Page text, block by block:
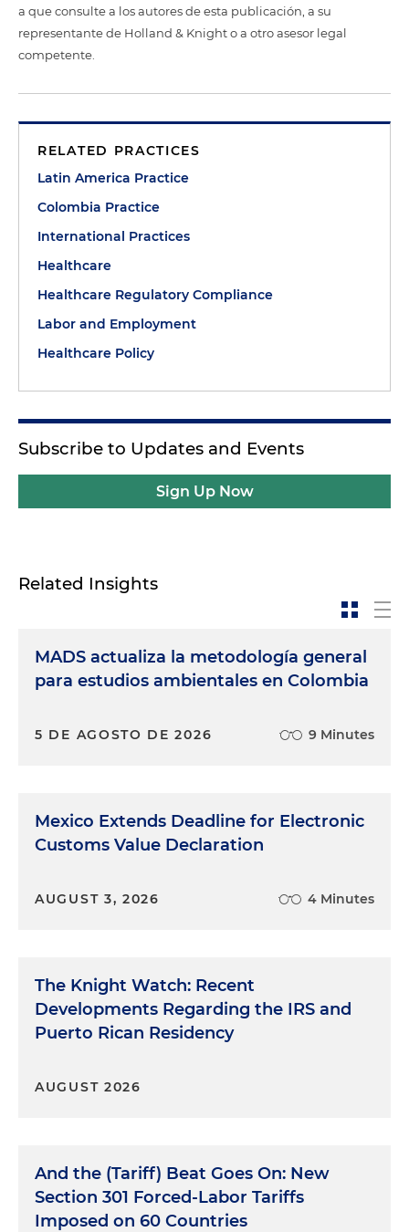
a que consulte a los autores de esta publicación, a su
representante de Holland & Knight o a otro asesor legal
competente.
RELATED PRACTICES
Latin America Practice
Colombia Practice
International Practices
Healthcare
Healthcare Regulatory Compliance
Labor and Employment
Healthcare Policy
Subscribe to Updates and Events
Sign Up Now
Related Insights
MADS actualiza la metodología general
para estudios ambientales en Colombia
5 DE AGOSTO DE 2026 9 Minutes
Mexico Extends Deadline for Electronic
Customs Value Declaration
AUGUST 3, 2026 4 Minutes
The Knight Watch: Recent
Developments Regarding the IRS and
Puerto Rican Residency
AUGUST 2026
And the (Tariff) Beat Goes On: New
Section 301 Forced-Labor Tariffs
Imposed on 60 Countries